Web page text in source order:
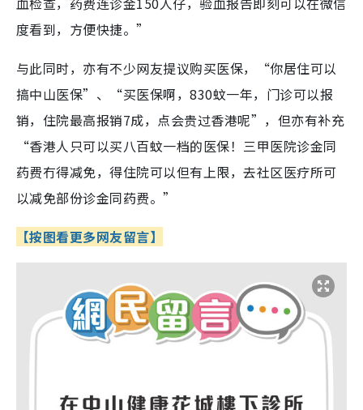
度看到，方便快捷。”
与此同时，亦有不少网友提议购买医保，“你居住可以
搞中山医保”、“买医保啊，830蚊一年，门诊可以报
销，住院最高报销7成，点会贵过香港呢”，但亦有补充
“香港人只可以买八百蚊一档的医保！三甲医院诊金同
药费冇得减免，得住院可以但有上限，去社区医疗所可
以减免部份诊金同药费。”
【按图看更多网友留言】